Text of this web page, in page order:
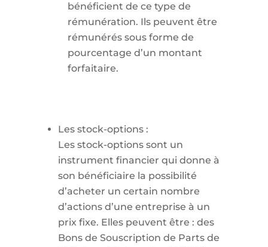
bénéficient de ce type de
rémunération. Ils peuvent être
rémunérés sous forme de
pourcentage d’un montant
forfaitaire.
Les stock-options :
Les stock-options sont un
instrument financier qui donne à
son bénéficiaire la possibilité
d’acheter un certain nombre
d’actions d’une entreprise à un
prix fixe. Elles peuvent être : des
Bons de Souscription de Parts de